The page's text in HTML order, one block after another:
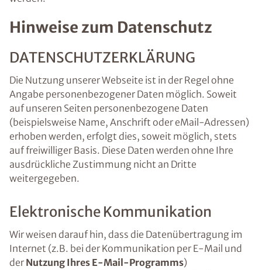
Hinweise zum Datenschutz
DATENSCHUTZERKLÄRUNG
Die Nutzung unserer Webseite ist in der Regel ohne
Angabe personenbezogener Daten möglich. Soweit
auf unseren Seiten personenbezogene Daten
(beispielsweise Name, Anschrift oder eMail-Adressen)
erhoben werden, erfolgt dies, soweit möglich, stets
auf freiwilliger Basis. Diese Daten werden ohne Ihre
ausdrückliche Zustimmung nicht an Dritte
weitergegeben.
Elektronische Kommunikation
Wir weisen darauf hin, dass die Datenübertragung im
Internet (z.B. bei der Kommunikation per E-Mail und
der Nutzung Ihres E-Mail-Programms)